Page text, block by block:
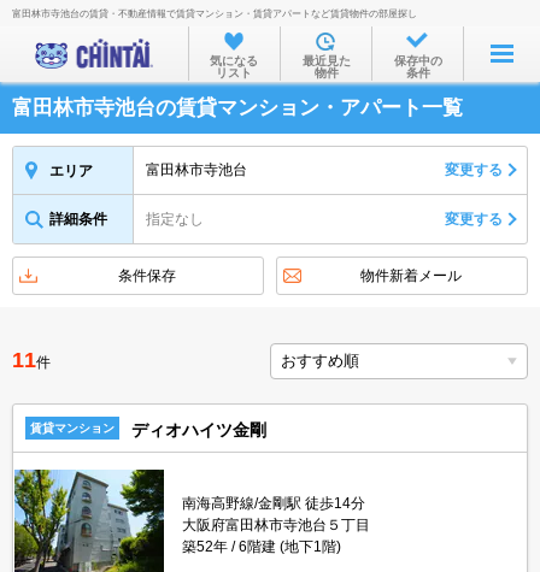
お部屋を探す
沿線・駅から
住所から
物件特集から
不動産会社から
TOP
富田林市寺池台の賃貸・不動産情報で賃貸マンション・賃貸アパートなど賃貸物件の部屋探し
気になる
リスト
最近見た
物件
保存中の
条件
富田林市寺池台の賃貸マンション・アパート一覧
エリア 富田林市寺池台 変更する
詳細条件 指定なし 変更する
条件保存 物件新着メール
11件
賃貸マンション ディオハイツ金剛
南海高野線/金剛駅 徒歩14分
大阪府富田林市寺池台５丁目
築52年
6階建 (地下1階)